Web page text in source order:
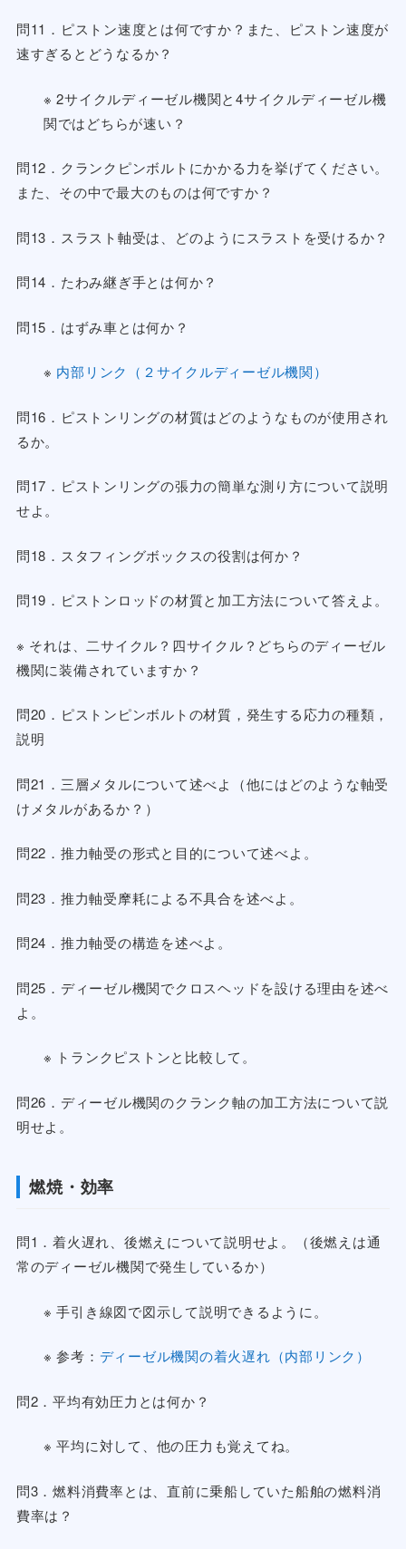
問11．ピストン速度とは何ですか？また、ピストン速度が
速すぎるとどうなるか？
※ 2サイクルディーゼル機関と4サイクルディーゼル機
関ではどちらが速い？
問12．クランクピンボルトにかかる力を挙げてください。
また、その中で最大のものは何ですか？
問13．スラスト軸受は、どのようにスラストを受けるか？
問14．たわみ継ぎ手とは何か？
問15．はずみ車とは何か？
※ 内部リンク（２サイクルディーゼル機関）
問16．ピストンリングの材質はどのようなものが使用され
るか。
問17．ピストンリングの張力の簡単な測り方について説明
せよ。
問18．スタフィングボックスの役割は何か？
問19．ピストンロッドの材質と加工方法について答えよ。
※ それは、二サイクル？四サイクル？どちらのディーゼル
機関に装備されていますか？
問20．ピストンピンボルトの材質，発生する応力の種類，
説明
問21．三層メタルについて述べよ（他にはどのような軸受
けメタルがあるか？）
問22．推力軸受の形式と目的について述べよ。
問23．推力軸受摩耗による不具合を述べよ。
問24．推力軸受の構造を述べよ。
問25．ディーゼル機関でクロスヘッドを設ける理由を述べ
よ。
※ トランクピストンと比較して。
問26．ディーゼル機関のクランク軸の加工方法について説
明せよ。
燃焼・効率
問1．着火遅れ、後燃えについて説明せよ。（後燃えは通
常のディーゼル機関で発生しているか）
※ 手引き線図で図示して説明できるように。
※ 参考： ディーゼル機関の着火遅れ（内部リンク）
問2．平均有効圧力とは何か？
※ 平均に対して、他の圧力も覚えてね。
問3．燃料消費率とは、直前に乗船していた船舶の燃料消
費率は？